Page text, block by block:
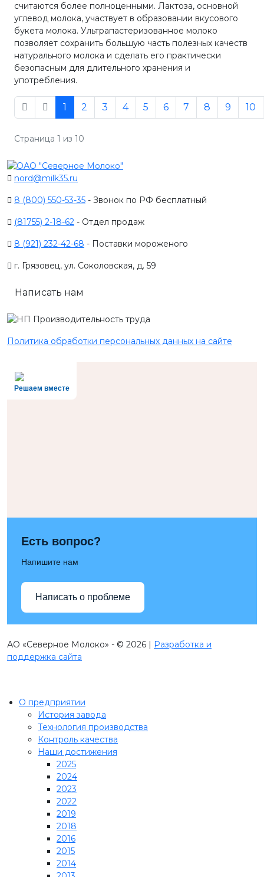
считаются более полноценными. Лактоза, основной
углевод молока, участвует в образовании вкусового
букета молока. Ультрапастеризованное молоко
позволяет сохранить большую часть полезных качеств
натурального молока и сделать его практически
безопасным для длительного хранения и
употребления.
1 2 3 4 5 6 7 8 9 10
Страница 1 из 10
nord@milk35.ru
8 (800) 550-53-35 - Звонок по РФ бесплатный
(81755) 2-18-62 - Отдел продаж
8 (921) 232-42-68 - Поставки мороженого
г. Грязовец, ул. Соколовская, д. 59
Написать нам
Политика обработки персональных данных на сайте
Решаем вместе
Есть вопрос?
Напишите нам
Написать о проблеме
АО «Северное Молоко» - © 2026 | Разработка и
поддержка сайта
О предприятии
История завода
Технология производства
Контроль качества
Наши достижения
2025
2024
2023
2022
2019
2018
2016
2015
2014